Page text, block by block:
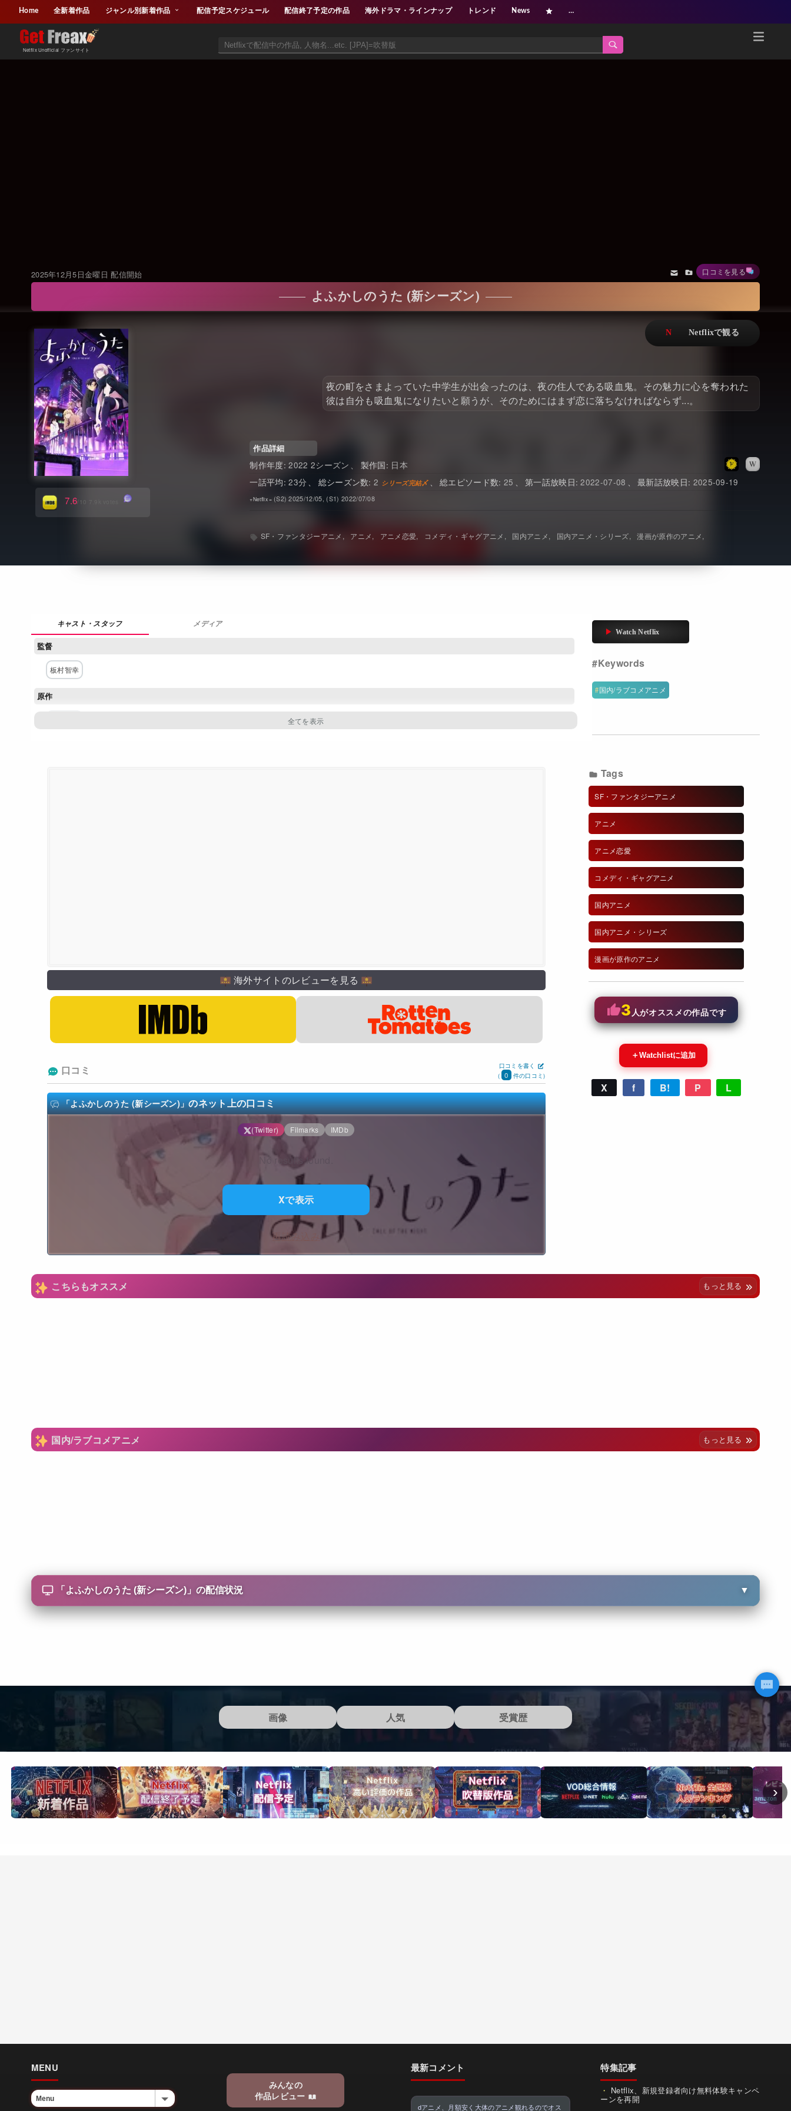
Home 全新着作品 ジャンル別新着作品 配信予定スケジュール 配信終了予定の作品 海外ドラマ・ラインナップ トレンド News …
Netflix Unofficial ファンサイト
Netflix新着作品
アジア映画
ドキュメンタリー
Netflixオリジナル作品
日本語吹替対応作品
その他の国のTV番組
Watchlistへ
Netflix Video
Netflix 吹替版作品
Netflix 高い評価の海外作品
みんなの作品レビュー
Get Freaxフォーラム
Netflixコース別料金プラン
閉じる
2025年12月5日金曜日 配信開始 口コミを見る
よふかしのうた (新シーズン)
夜の町をさまよっていた中学生が出会ったのは、夜の住人である吸血鬼。その魅力に心を奪われた
彼は自分も吸血鬼になりたいと願うが、そのためにはまず恋に落ちなければならず...。
作品詳細
2022 2シーズン
日本
23
2 25 2022-07-08 2025-09-19
(S2) 2025/12/05, (S1) 2022/07/08
7.6 /10 7.9k votes
メディア
監督
板村智幸
原作
国内/ラブコメアニメ
SF・ファンタジーアニメ アニメ アニメ恋愛 コメディ・ギャグアニメ 国内アニメ 国内アニメ・シリーズ 漫画が原作のアニメ
海外サイトのレビューを見る
口コミ
口コミを書く
(
0 件の口コミ)
「よふかしのうた (新シーズン)」のネット上の口コミ
(Twitter) Filmarks IMDb
No results found.
Xで表示
再読み込み
Tags
SF・ファンタジーアニメ
アニメ
アニメ恋愛
コメディ・ギャグアニメ
国内アニメ
国内アニメ・シリーズ
漫画が原作のアニメ
3 人がオススメの作品です
＋Watchlistに追加
X f B! P L
こちらもオススメ もっと見る
国内/ラブコメアニメ もっと見る
「 よふかしのうた (新シーズン)」の配信状況 ▼
画像 人気 受賞歴
›
MENU
みんなの
作品レビュー
最新コメント
dアニメ、月額安く大体のアニメ観れるのでオス
特集記事
Netflix、新規登録者向け無料体験キャンペ
ーンを再開